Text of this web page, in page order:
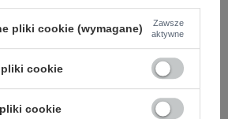
pliki cookie (wymagane)
Zawsze
aktywne
cookie
cookie